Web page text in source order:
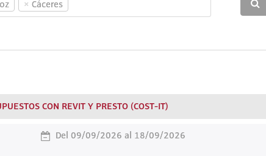
× Cáceres
CON REVIT Y PRESTO (COST-IT)
Del 09/09/2026 al 18/09/2026